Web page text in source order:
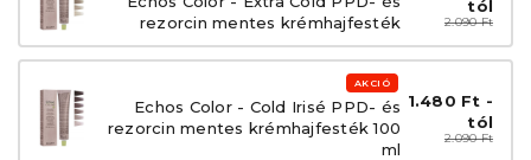
rezorcin mentes krémhajfesték
tól
2.090 Ft
AKCIÓ
Echos Color - Cold Irisé PPD- és
rezorcin mentes krémhajfesték 100
ml
1.480 Ft -
tól
2.090 Ft